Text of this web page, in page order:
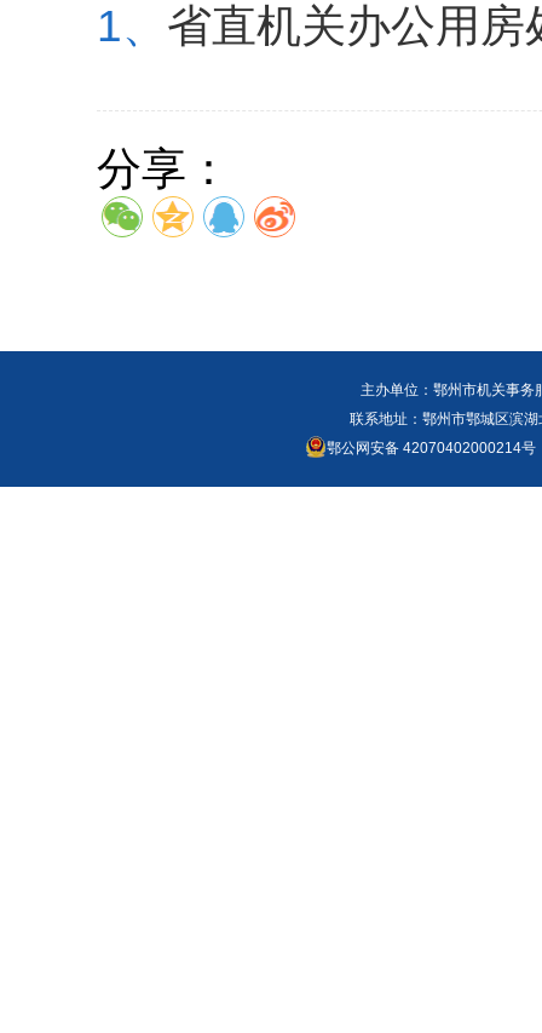
1、 省直机关办公用
分享：
主办单位：鄂州市机关事
联系地址：鄂州市鄂城区滨
鄂公网安备 42070402000214号